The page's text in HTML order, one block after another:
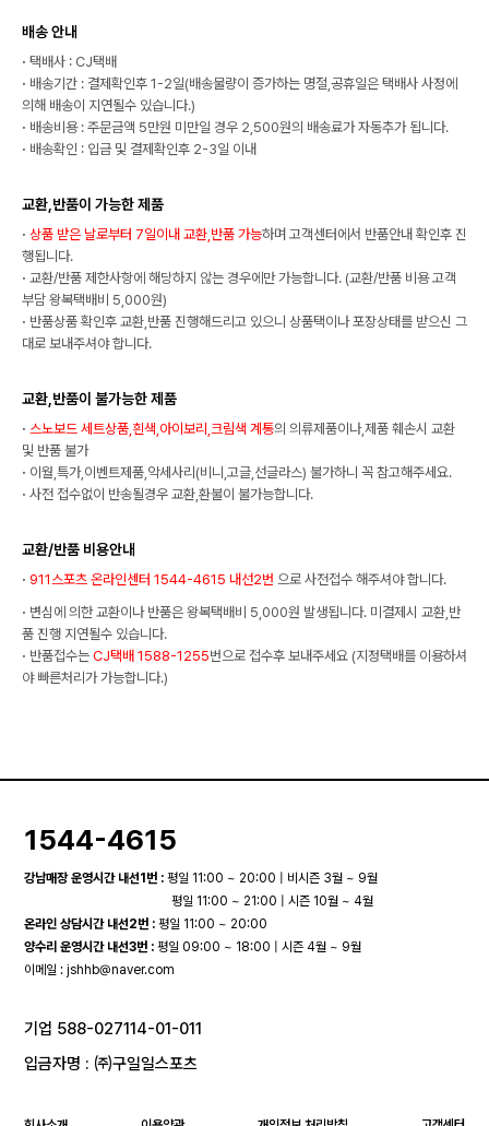
배송 안내
· 택배사 : CJ택배
· 배송기간 : 결제확인후 1-2일(배송물량이 증가하는 명절,공휴일은 택배사 사정에
의해 배송이 지연될수 있습니다.)
· 배송비용 : 주문금액 5만원 미만일 경우 2,500원의 배송료가 자동추가 됩니다.
· 배송확인 : 입금 및 결제확인후 2-3일 이내
교환,반품이 가능한 제품
· 상품 받은 날로부터 7일이내 교환,반품 가능하며 고객센터에서 반품안내 확인후 진
행됩니다.
· 교환/반품 제한사항에 해당하지 않는 경우에만 가능합니다. (교환/반품 비용 고객
부담 왕복택배비 5,000원)
· 반품상품 확인후 교환,반품 진행해드리고 있으니 상품택이나 포장상태를 받으신 그
대로 보내주셔야 합니다.
교환,반품이 불가능한 제품
· 스노보드 세트상품,흰색,아이보리,크림색 계통의 의류제품이나,제품 훼손시 교환
및 반품 불가
· 이월,특가,이벤트제품,악세사리(비니,고글,선글라스) 불가하니 꼭 참고해주세요.
· 사전 접수없이 반송될경우 교환,환불이 불가능합니다.
교환/반품 비용안내
· 911스포츠 온라인센터 1544-4615 내선2번 으로 사전접수 해주셔야 합니다.
· 변심에 의한 교환이나 반품은 왕복택배비 5,000원 발생됩니다. 미결제시 교환,반
품 진행 지연될수 있습니다.
· 반품접수는 CJ택배 1588-1255번으로 접수후 보내주세요 (지정택배를 이용하셔
야 빠른처리가 가능합니다.)
1544-4615
강남매장 운영시간 내선1번 : 평일 11:00 ~ 20:00 | 비시즌 3월 ~ 9월
평일 11:00 ~ 21:00 | 시즌 10월 ~ 4월
온라인 상담시간 내선2번 : 평일 11:00 ~ 20:00
양수리 운영시간 내선3번 : 평일 09:00 ~ 18:00 | 시즌 4월 ~ 9월
이메일 :jshhb@naver.com
기업 588-027114-01-011
입금자명 : ㈜구일일스포츠